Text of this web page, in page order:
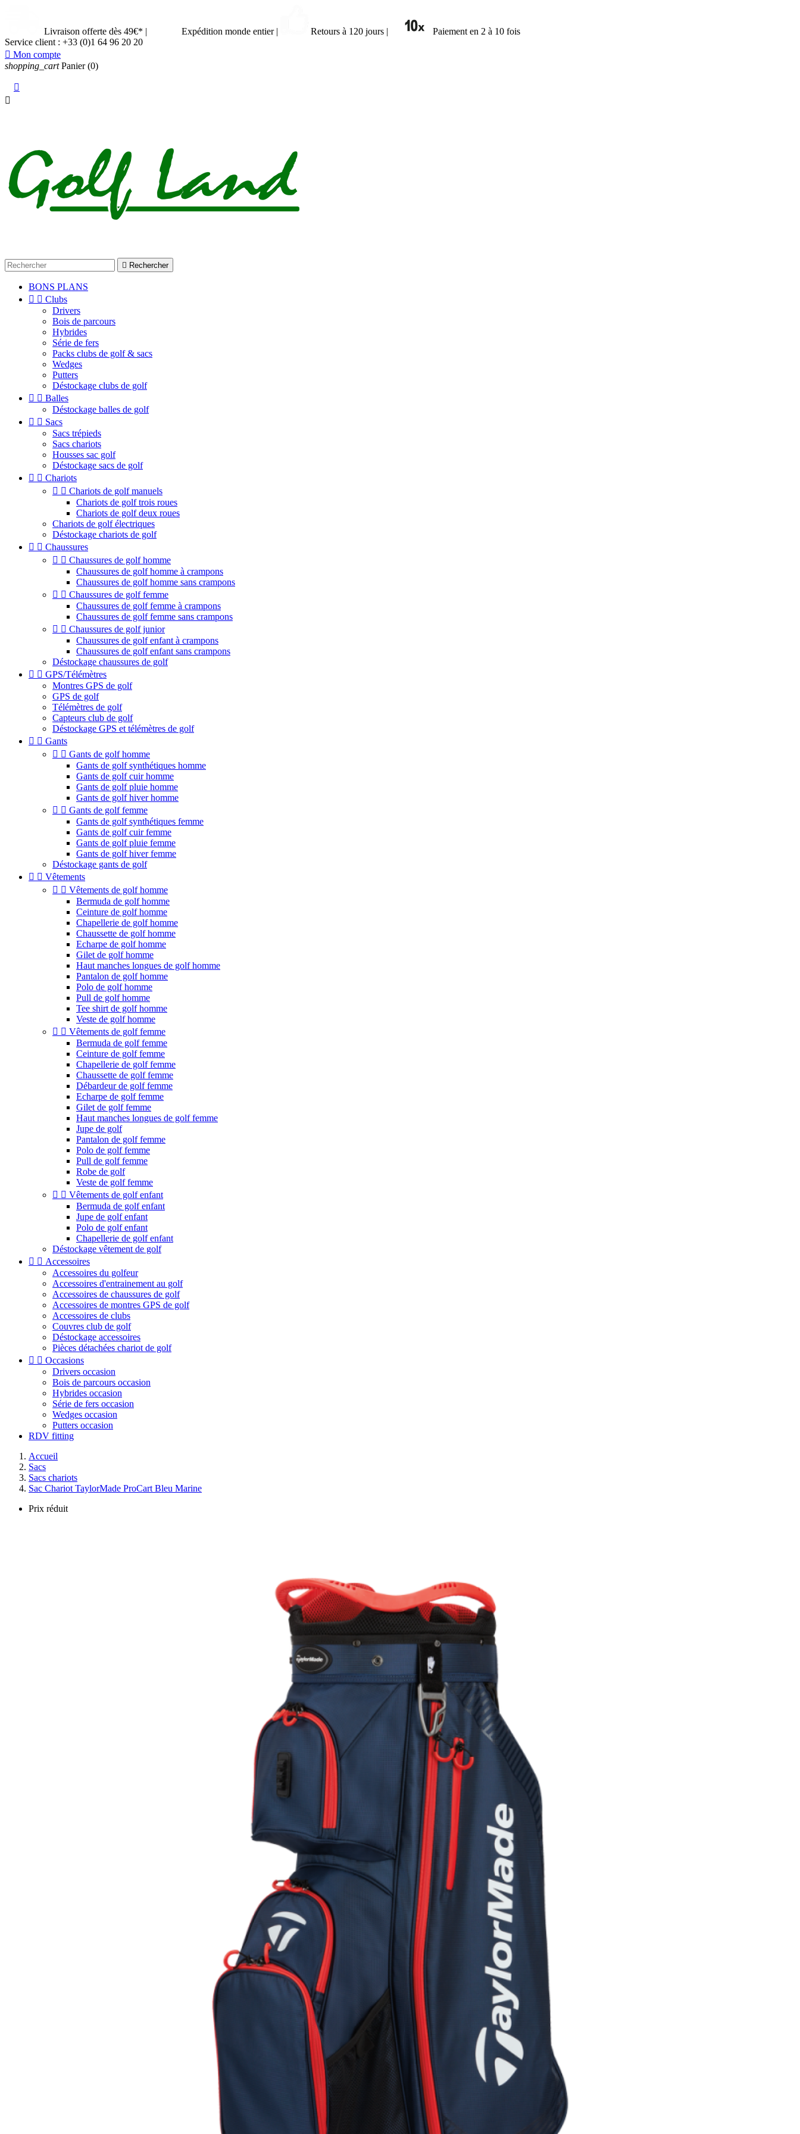
Livraison offerte dès 49€* | Expédition monde entier | Retours à 120 jours |
Paiement en 2 à 10 fois
Service client : +33 (0)1 64 96 20 20
 Mon compte
shopping_cart Panier (0)


 Rechercher
BONS PLANS
  Clubs
Drivers
Bois de parcours
Hybrides
Série de fers
Packs clubs de golf & sacs
Wedges
Putters
Déstockage clubs de golf
  Balles
Déstockage balles de golf
  Sacs
Sacs trépieds
Sacs chariots
Housses sac golf
Déstockage sacs de golf
  Chariots
  Chariots de golf manuels
Chariots de golf trois roues
Chariots de golf deux roues
Chariots de golf électriques
Déstockage chariots de golf
  Chaussures
  Chaussures de golf homme
Chaussures de golf homme à crampons
Chaussures de golf homme sans crampons
  Chaussures de golf femme
Chaussures de golf femme à crampons
Chaussures de golf femme sans crampons
  Chaussures de golf junior
Chaussures de golf enfant à crampons
Chaussures de golf enfant sans crampons
Déstockage chaussures de golf
  GPS/Télémètres
Montres GPS de golf
GPS de golf
Télémètres de golf
Capteurs club de golf
Déstockage GPS et télémètres de golf
  Gants
  Gants de golf homme
Gants de golf synthétiques homme
Gants de golf cuir homme
Gants de golf pluie homme
Gants de golf hiver homme
  Gants de golf femme
Gants de golf synthétiques femme
Gants de golf cuir femme
Gants de golf pluie femme
Gants de golf hiver femme
Déstockage gants de golf
  Vêtements
  Vêtements de golf homme
Bermuda de golf homme
Ceinture de golf homme
Chapellerie de golf homme
Chaussette de golf homme
Echarpe de golf homme
Gilet de golf homme
Haut manches longues de golf homme
Pantalon de golf homme
Polo de golf homme
Pull de golf homme
Tee shirt de golf homme
Veste de golf homme
  Vêtements de golf femme
Bermuda de golf femme
Ceinture de golf femme
Chapellerie de golf femme
Chaussette de golf femme
Débardeur de golf femme
Echarpe de golf femme
Gilet de golf femme
Haut manches longues de golf femme
Jupe de golf
Pantalon de golf femme
Polo de golf femme
Pull de golf femme
Robe de golf
Veste de golf femme
  Vêtements de golf enfant
Bermuda de golf enfant
Jupe de golf enfant
Polo de golf enfant
Chapellerie de golf enfant
Déstockage vêtement de golf
  Accessoires
Accessoires du golfeur
Accessoires d'entrainement au golf
Accessoires de chaussures de golf
Accessoires de montres GPS de golf
Accessoires de clubs
Couvres club de golf
Déstockage accessoires
Pièces détachées chariot de golf
  Occasions
Drivers occasion
Bois de parcours occasion
Hybrides occasion
Série de fers occasion
Wedges occasion
Putters occasion
RDV fitting
Accueil
Sacs
Sacs chariots
Sac Chariot TaylorMade ProCart Bleu Marine
Prix réduit